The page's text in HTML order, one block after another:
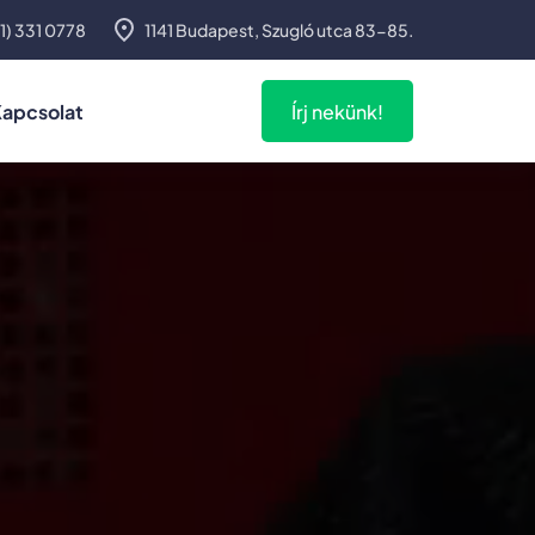
331 0778 1141 Budapest, Szugló utca 83-85.
Írj nekünk!